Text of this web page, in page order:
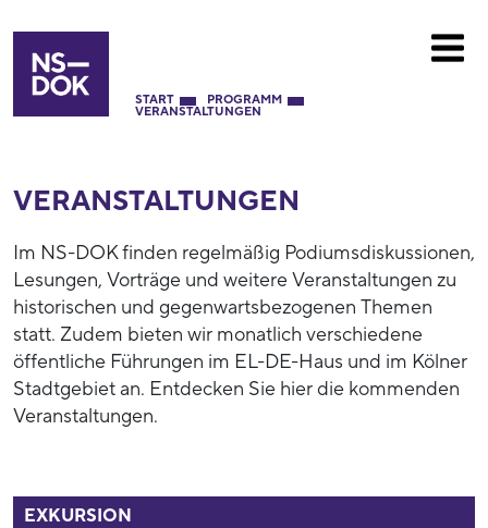
START PROGRAMM
VERANSTALTUNGEN
VERANSTALTUNGEN
Im NS-DOK finden regelmäßig Podiumsdiskussionen,
Lesungen, Vorträge und weitere Veranstaltungen zu
historischen und gegenwartsbezogenen Themen
statt. Zudem bieten wir monatlich verschiedene
öffentliche Führungen im EL-DE-Haus und im Kölner
Stadtgebiet an. Entdecken Sie hier die kommenden
Veranstaltungen.
EXKURSION